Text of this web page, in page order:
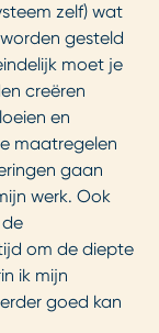
zelf) wat
gesteld
moet je
creëren
en
maatregelen
gaan
werk. Ook
om de diepte
ik mijn
goed kan